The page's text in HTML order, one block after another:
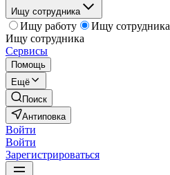
Ищу сотрудника
Ищу работу
Ищу сотрудника
Ищу сотрудника
Сервисы
Помощь
Ещё
Поиск
Антиповка
Войти
Войти
Зарегистрироваться